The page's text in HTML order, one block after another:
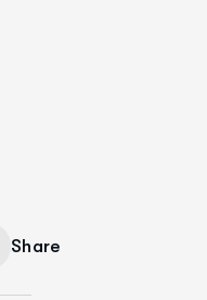
Share